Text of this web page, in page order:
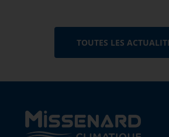
TOUTES LES